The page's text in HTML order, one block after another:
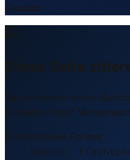
Gewähr.
Diese Seite
Sie schreiben einen
LinkedIn-Post?
Empfohlenes Format
Source: